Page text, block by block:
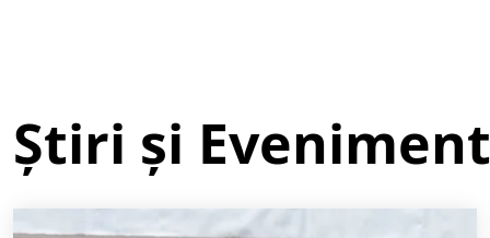
Știri și